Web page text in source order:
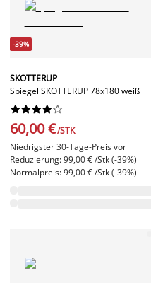
-39%
SKOTTERUP
Spiegel SKOTTERUP 78x180 weiß






60,00 €/STK
Niedrigster 30-Tage-Preis vor
Reduzierung: 99,00 € /Stk (-39%)
Normalpreis: 99,00 € /Stk (-39%)